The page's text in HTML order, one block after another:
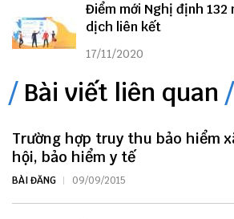
Điểm mới Nghị định 132
dịch liên kết
17/11/2020
Bài viết liên quan
Trường hợp truy thu bảo hiểm
hội, bảo hiểm y tế
BÀI ĐĂNG 09/09/2015